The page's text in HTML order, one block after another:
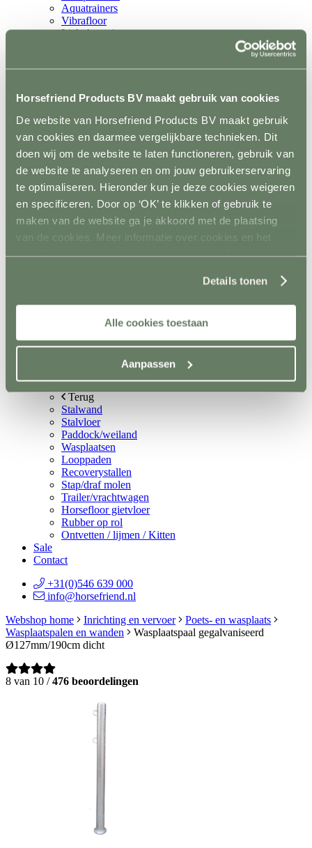
Horsefriend Products BV maakt gebruik van cookies
De website van Horsefriend Products BV maakt gebruik
van cookies en daarmee vergelijkbare technieken. Dit
doen wij om de website te laten functioneren, gebruik van
de website te analyseren en om jouw gebruikerservaring
te optimaliseren. Hieronder kun je deze cookies weigeren
en specificeren. Door op ‘OK’ te klikken of gebruik te
maken van de website ga je akkoord met de plaatsing
van de cookies. Meer informatie over cookies en het
gebruik van persoonsgegevens door Horsefriend
Details tonen
Alle cookies toestaan
Aanpassen
Aquatrainers
Vibrafloor
Lichttherapie
Hindernissen
Springen
Balken
Staanders
Complete hindernisen
Cavalettis
Sponsorhindernissen
Hindernis toebehoren
Dressuur
Terug
Letters
Staanders
Spelmateriaal
Terug
Vaste opslag
Mobiele opslag
Vloer- en Wandsystemen
Terug
Stalwand
Stalvloer
Paddock/weiland
Wasplaatsen
Looppaden
Recoverystallen
Stap/draf molen
Trailer/vrachtwagen
Horsefloor gietvloer
Rubber op rol
Ontvetten / lijmen / Kitten
Sale
Contact
+31(0)546 639 000
info@horsefriend.nl
Webshop home
Inrichting en vervoer
Poets- en wasplaats
Wasplaatspalen en wanden
Wasplaatspaal gegalvaniseerd
Ø127mm/190cm dicht
8 van 10 /476 beoordelingen